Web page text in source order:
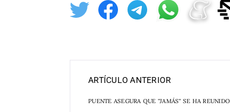
ARTÍCULO ANTERIOR
PUENTE ASEGURA QUE "JAMÁS" SE HA